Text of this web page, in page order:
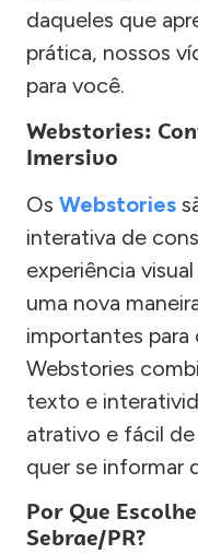
daqueles que
prática, nossos
para você.
Webstories:
Imersivo
Os Webstories
interativa de
experiência
uma nova
importantes para
Webstories
texto e
atrativo e fácil
quer se informar
Por Que
Sebrae/PR?